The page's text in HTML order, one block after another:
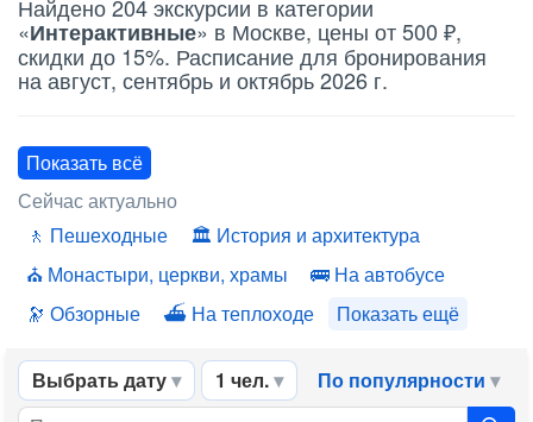
Найдено 204 экскурсии в категории
«Интерактивные» в Москве, цены от 500 ₽,
скидки до 15%. Расписание для бронирования
на август, сентябрь и октябрь 2026 г.
Показать всё
Сейчас актуально
Пешеходные
История и архитектура
Монастыри, церкви, храмы
На автобусе
Обзорные
На теплоходе Показать ещё
Выбрать дату 1 чел. По популярности